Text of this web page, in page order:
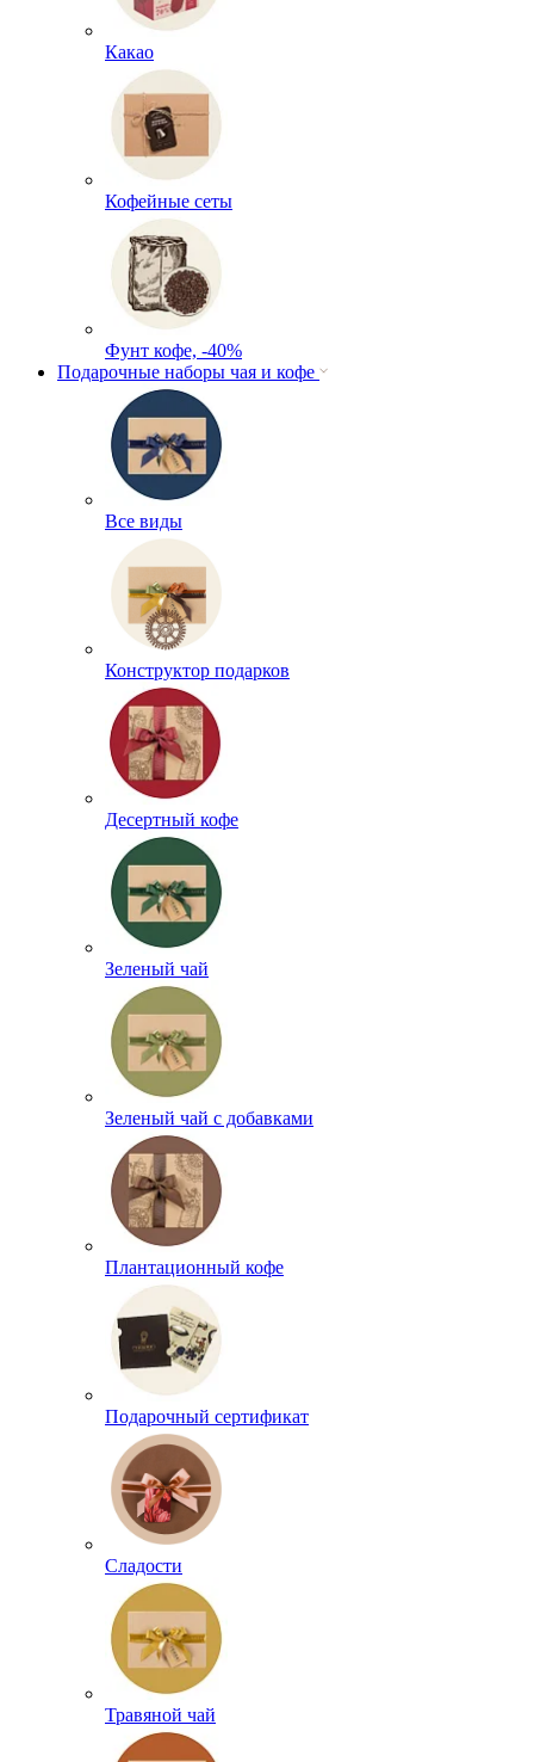
Какао
Кофейные сеты
Фунт кофе, -40%
Подарочные наборы чая и кофе
Все виды
Конструктор подарков
Десертный кофе
Зеленый чай
Зеленый чай с добавками
Плантационный кофе
Подарочный сертификат
Сладости
Травяной чай